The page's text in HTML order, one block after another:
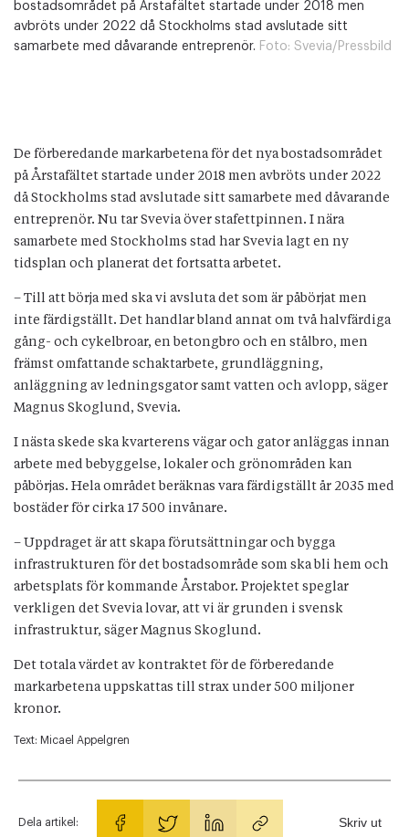
bostadsområdet på Årstafältet startade under 2018 men
avbröts under 2022 då Stockholms stad avslutade sitt
samarbete med dåvarande entreprenör. Foto: Svevia/Pressbild
De förberedande markarbetena för det nya bostadsområdet
på Årstafältet startade under 2018 men avbröts under 2022
då Stockholms stad avslutade sitt samarbete med dåvarande
entreprenör. Nu tar Svevia över stafettpinnen. I nära
samarbete med Stockholms stad har Svevia lagt en ny
tidsplan och planerat det fortsatta arbetet.
– Till att börja med ska vi avsluta det som är påbörjat men
inte färdigställt. Det handlar bland annat om två halvfärdiga
gång- och cykelbroar, en betongbro och en stålbro, men
främst omfattande schaktarbete, grundläggning,
anläggning av ledningsgator samt vatten och avlopp, säger
Magnus Skoglund, Svevia.
I nästa skede ska kvarterens vägar och gator anläggas innan
arbete med bebyggelse, lokaler och grönområden kan
påbörjas. Hela området beräknas vara färdigställt år 2035 med
bostäder för cirka 17 500 invånare.
– Uppdraget är att skapa förutsättningar och bygga
infrastrukturen för det bostadsområde som ska bli hem och
arbetsplats för kommande Årstabor. Projektet speglar
verkligen det Svevia lovar, att vi är grunden i svensk
infrastruktur, säger Magnus Skoglund.
Det totala värdet av kontraktet för de förberedande
markarbetena uppskattas till strax under 500 miljoner
kronor.
Text: Micael Appelgren
Dela artikel: Skriv ut